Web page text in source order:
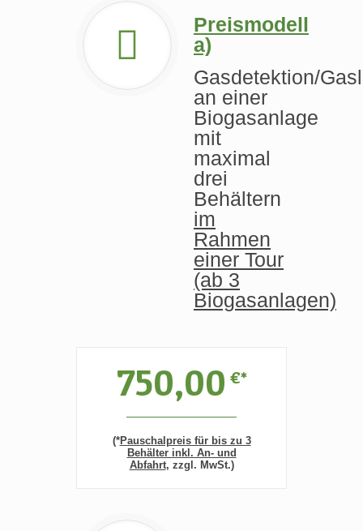
Preismodell
a)
Gasdetektion/
an einer
Biogasanlage
mit
maximal
drei
Behältern
im
Rahmen
einer Tour
(ab 3
Biogasanlagen)
750,00 €*
(*Pauschalpreis für bis zu 3
Behälter inkl. An- und
Abfahrt, zzgl. MwSt.)